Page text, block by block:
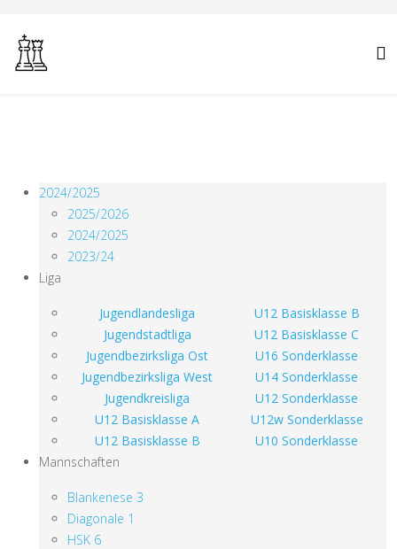
2024/2025
2025/2026
2024/2025
2023/24
Liga
Jugendlandesliga
U12 Basisklasse B
Jugendstadtliga
U12 Basisklasse C
Jugendbezirksliga Ost
U16 Sonderklasse
Jugendbezirksliga West
U14 Sonderklasse
Jugendkreisliga
U12 Sonderklasse
U12 Basisklasse A
U12w Sonderklasse
U12 Basisklasse B
U10 Sonderklasse
Mannschaften
Blankenese 3
Diagonale 1
HSK 6